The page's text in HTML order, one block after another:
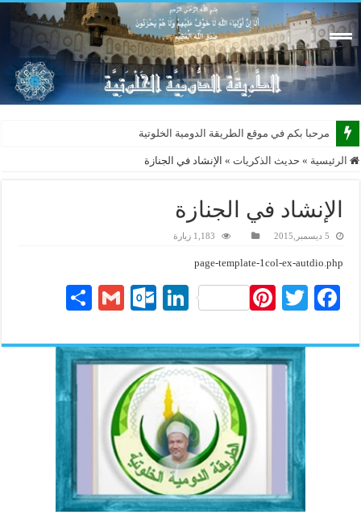
مرحبا بكم في موقع الطريقة الدومية الخلوتية بشكله
الرئيسية » حديث الذكريات » الإنشاد في الجنازة
الإنشاد في الجنازة
5 ديسمبر,2015 1,183 زيارة
page-template-1col-ex-autdio.php
Fa
bo
ok
T
tte
r
er
es
t
Li
ed
In
O
lo
ok
.c
o
m
G
ail
re